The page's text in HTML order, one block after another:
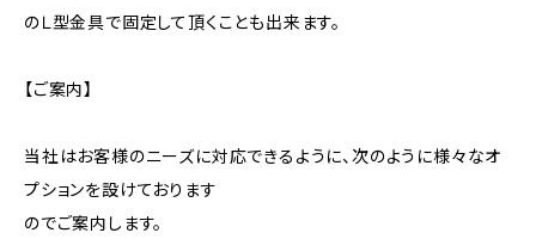
のＬ型金具で固定して頂くことも出来ます。
【ご案内】
当社はお客様のニーズに対応できるように、次のように様々なオ
プションを設けております
のでご案内します。